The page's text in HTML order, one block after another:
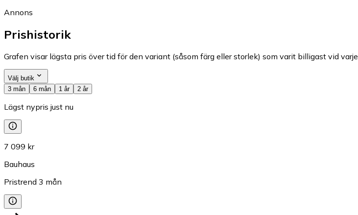
Annons
Prishistorik
Grafen visar lägsta pris över tid för den variant (såsom färg eller storlek) som varit billigast vid
Välj butik
3 mån
6 mån 1 år 2 år
Lägst nypris just nu
7 099 kr
Bauhaus
Pristrend 3 mån